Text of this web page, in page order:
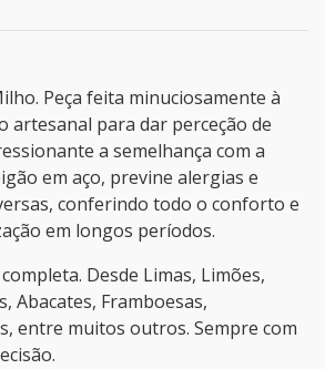
Peça feita minuciosamente à
artesanal para dar perceção de
a semelhança com a
em aço, previne alergias e
conferindo todo o conforto e
em longos períodos.
Desde Limas, Limões,
Abacates, Framboesas,
entre muitos outros. Sempre com